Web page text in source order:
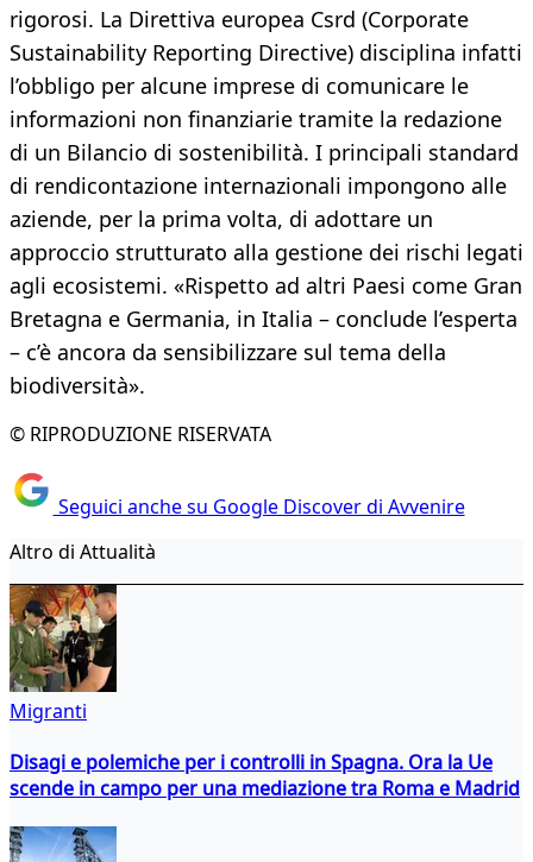
rigorosi. La Direttiva europea Csrd (Corporate
Sustainability Reporting Directive) disciplina infatti
l’obbligo per alcune imprese di comunicare le
informazioni non finanziarie tramite la redazione
di un Bilancio di sostenibilità. I principali standard
di rendicontazione internazionali impongono alle
aziende, per la prima volta, di adottare un
approccio strutturato alla gestione dei rischi legati
agli ecosistemi. «Rispetto ad altri Paesi come Gran
Bretagna e Germania, in Italia – conclude l’esperta
– c’è ancora da sensibilizzare sul tema della
biodiversità».
© RIPRODUZIONE RISERVATA
Seguici anche su Google Discover di Avvenire
Altro di Attualità
Migranti
Disagi e polemiche per i controlli in Spagna. Ora la Ue
scende in campo per una mediazione tra Roma e Madrid